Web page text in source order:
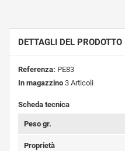
DETTAGLI DEL PRODOTTO
Referenza: PE83
In magazzino 3 Articoli
Scheda tecnica
Peso gr.
Proprietà